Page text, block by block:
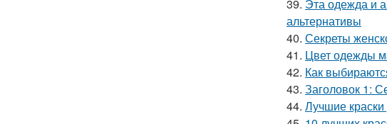
39. Эта одежда и
альтернативы
40. Секреты
41. Цвет одежды
42. Как
43. Заголовок 1:
44. Лучшие краски